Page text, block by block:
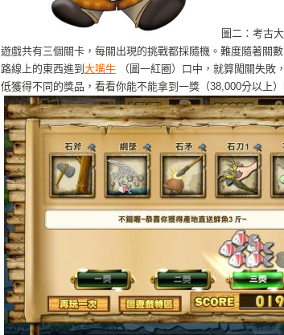
圖二：考古
遊戲共有三個關卡，每關出現的挑戰都採隨機。難度隨著關
路線上的東西進到 大嘴牛（圖一紅圈）口中，就算闖關失敗
低獲得不同的獎品，看看你能不能拿到一獎（38,000分以上）